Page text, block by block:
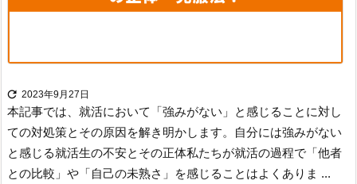
 2023年9月27日
本記事では、就活において「強みがない」と感じることに対し
ての対処策とその原因を解き明かします。
自分には強みがない
と感じる就活生の不安とその正体私たちが就活の過程で「他者
との比較」や「自己の未熟さ」を感じることはよくありま ...